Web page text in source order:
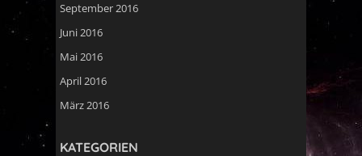
September 2016
Juni 2016
Mai 2016
April 2016
März 2016
KATEGORIEN